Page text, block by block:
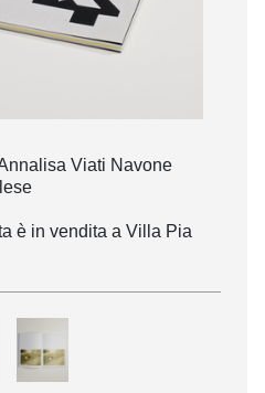
Viati Navone
è in vendita a Villa Pia